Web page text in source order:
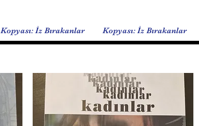
Kopyası: İz Bırakanlar Kopyası: İz Bırakanlar